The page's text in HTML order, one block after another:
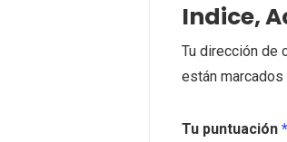
Indice,
Tu dirección de
están marcados
Tu puntuación *